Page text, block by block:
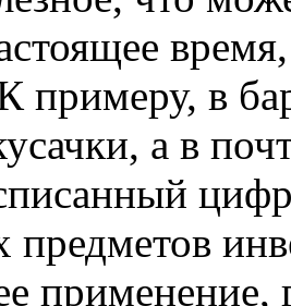
примеру, в
а в
предметов
применение,